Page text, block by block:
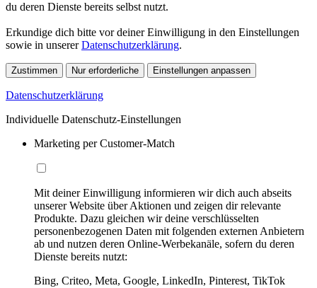
du deren Dienste bereits selbst nutzt.
Erkundige dich bitte vor deiner Einwilligung in den Einstellungen
sowie in unsererDatenschutzerklärung.
Zustimmen Nur erforderliche Einstellungen anpassen
Datenschutzerklärung
Individuelle Datenschutz-Einstellungen
Marketing per Customer-Match
Mit deiner Einwilligung informieren wir dich auch abseits
unserer Website über Aktionen und zeigen dir relevante
Produkte. Dazu gleichen wir deine verschlüsselten
personenbezogenen Daten mit folgenden externen Anbietern
ab und nutzen deren Online-Werbekanäle, sofern du deren
Dienste bereits nutzt:
Bing, Criteo, Meta, Google, LinkedIn, Pinterest, TikTok